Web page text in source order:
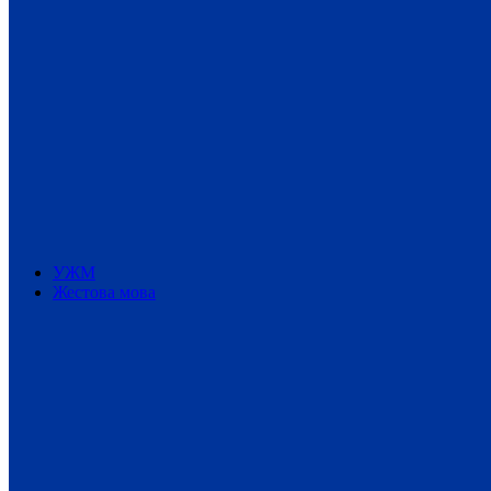
УЖМ
Жестова мова